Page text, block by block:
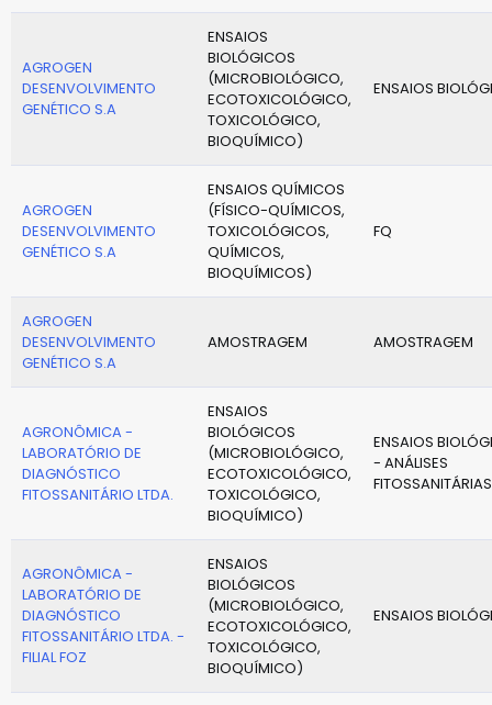
AGROGEN
DESENVOLVIMENTO
GENÉTICO S.A
ENSAIOS
BIOLÓGICOS
(MICROBIOLÓGICO,
ECOTOXICOLÓGICO,
TOXICOLÓGICO,
BIOQUÍMICO)
ENSAIOS
AGROGEN
DESENVOLVIMENTO
GENÉTICO S.A
ENSAIOS QUÍMICOS
(FÍSICO-QUÍMICOS,
TOXICOLÓGICOS,
QUÍMICOS,
BIOQUÍMICOS)
FQ
AGROGEN
DESENVOLVIMENTO
GENÉTICO S.A
AMOSTRAGEM AMOSTRAGEM
AGRONÔMICA -
LABORATÓRIO DE
DIAGNÓSTICO
FITOSSANITÁRIO LTDA.
ENSAIOS
BIOLÓGICOS
(MICROBIOLÓGICO,
ECOTOXICOLÓGICO,
TOXICOLÓGICO,
BIOQUÍMICO)
ENSAIOS
- ANÁLISES
FITOSSANITÁRIAS
AGRONÔMICA -
LABORATÓRIO DE
DIAGNÓSTICO
FITOSSANITÁRIO LTDA. -
FILIAL FOZ
ENSAIOS
BIOLÓGICOS
(MICROBIOLÓGICO,
ECOTOXICOLÓGICO,
TOXICOLÓGICO,
BIOQUÍMICO)
ENSAIOS